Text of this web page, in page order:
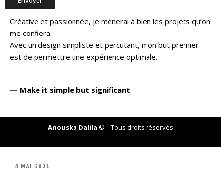
Créative et passionnée, je mènerai à bien les projets qu’on
me confiera.
Avec un design simpliste et percutant, mon but premier
est de permettre une expérience optimale.
— Make it simple but significant
Anouska Dalila © – Tous droits réservés
4 MAI 2021